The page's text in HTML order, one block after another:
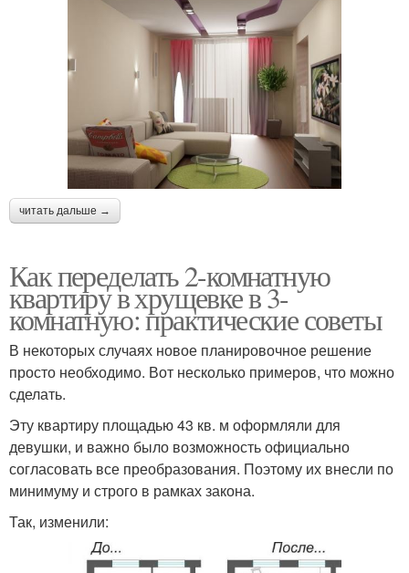
читать дальше →
Как переделать 2-комнатную
квартиру в хрущевке в 3-
комнатную: практические советы
В некоторых случаях новое планировочное решение
просто необходимо. Вот несколько примеров, что можно
сделать.
Эту квартиру площадью 43 кв. м оформляли для
девушки, и важно было возможность официально
согласовать все преобразования. Поэтому их внесли по
минимуму и строго в рамках закона.
Так, изменили: